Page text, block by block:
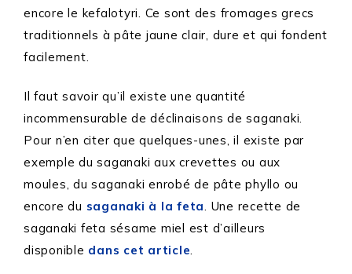
encore le kefalotyri. Ce sont des fromages grecs
traditionnels à pâte jaune clair, dure et qui fondent
facilement.
Il faut savoir qu’il existe une quantité
incommensurable de déclinaisons de saganaki.
Pour n’en citer que quelques-unes, il existe par
exemple du saganaki aux crevettes ou aux
moules, du saganaki enrobé de pâte phyllo ou
encore du saganaki à la feta. Une recette de
saganaki feta sésame miel est d’ailleurs
disponible dans cet article.